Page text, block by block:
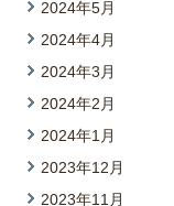
2024年5月
2024年4月
2024年3月
2024年2月
2024年1月
2023年12月
2023年11月